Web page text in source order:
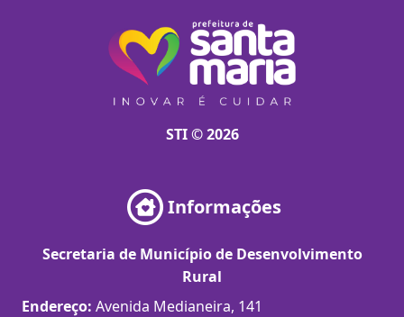
STI © 2026
Informações
Secretaria de Município de Desenvolvimento
Rural
Endereço: Avenida Medianeira, 141